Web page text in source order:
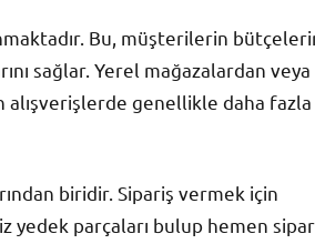
Bu, müşterilerin
sağlar. Yerel mağazalardan veya
alışverişlerde genellikle daha fazla
biridir. Sipariş vermek için
parçaları bulup hemen